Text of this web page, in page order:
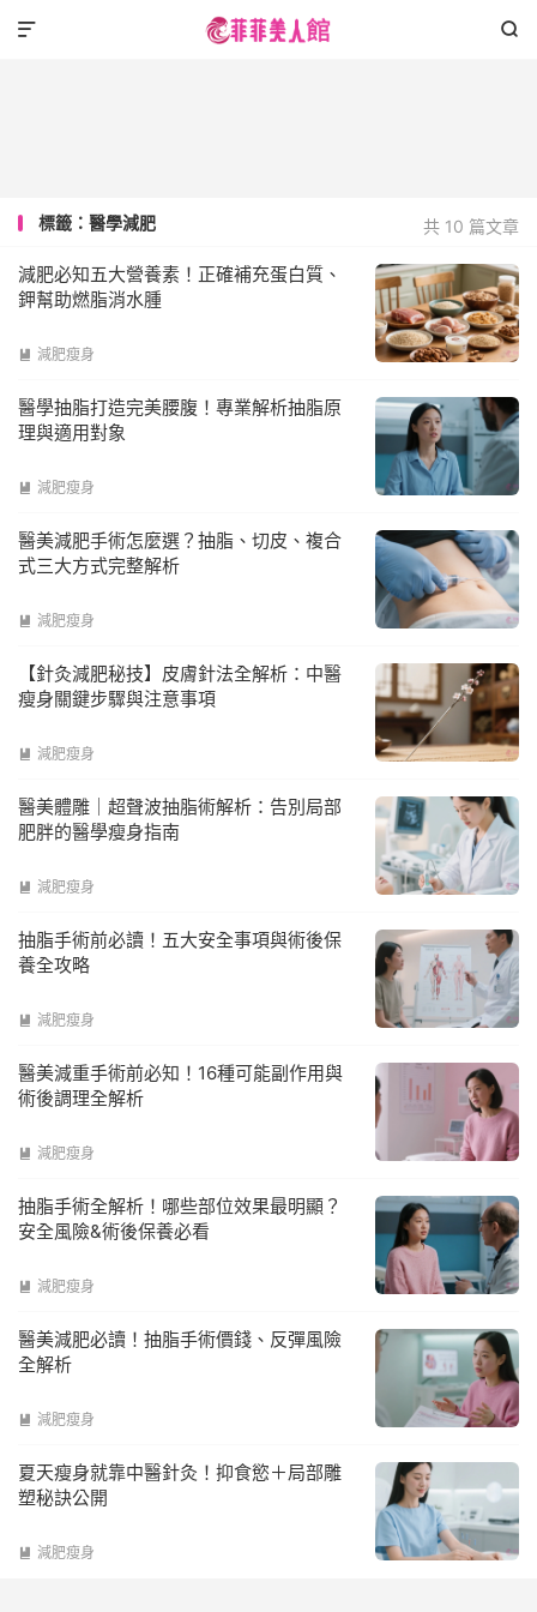


共 10 篇文章
標籤：醫學減肥
減肥必知五大營養素！正確補充蛋白質、
鉀幫助燃脂消水腫
 減肥瘦身
醫學抽脂打造完美腰腹！專業解析抽脂原
理與適用對象
 減肥瘦身
醫美減肥手術怎麼選？抽脂、切皮、複合
式三大方式完整解析
 減肥瘦身
【針灸減肥秘技】皮膚針法全解析：中醫
瘦身關鍵步驟與注意事項
 減肥瘦身
醫美體雕｜超聲波抽脂術解析：告別局部
肥胖的醫學瘦身指南
 減肥瘦身
抽脂手術前必讀！五大安全事項與術後保
養全攻略
 減肥瘦身
醫美減重手術前必知！16種可能副作用與
術後調理全解析
 減肥瘦身
抽脂手術全解析！哪些部位效果最明顯？
安全風險&術後保養必看
 減肥瘦身
醫美減肥必讀！抽脂手術價錢、反彈風險
全解析
 減肥瘦身
夏天瘦身就靠中醫針灸！抑食慾＋局部雕
塑秘訣公開
 減肥瘦身